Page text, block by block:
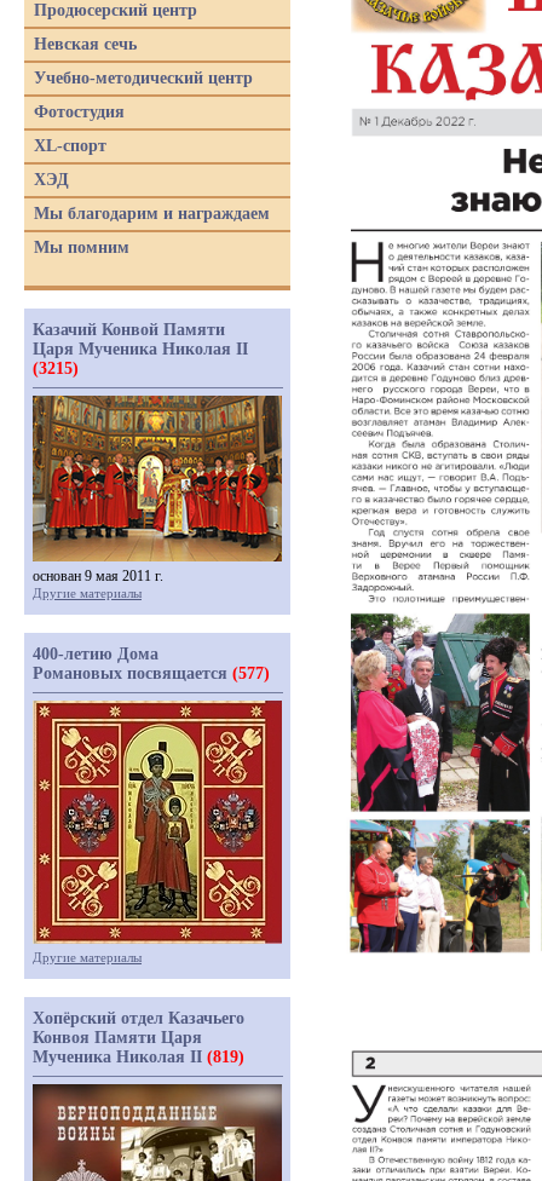
Продюсерский центр
Невская сечь
Учебно-методический центр
Фотостудия
XL-спорт
ХЭД
Мы благодарим и награждаем
Мы помним
Казачий Конвой Памяти
Царя Мученика Николая II
(3215)
основан 9 мая 2011 г.
Другие материалы
400-летию Дома
Романовых посвящается (577)
Другие материалы
Хопёрский отдел Казачьего
Конвоя Памяти Царя
Мученика Николая II (819)